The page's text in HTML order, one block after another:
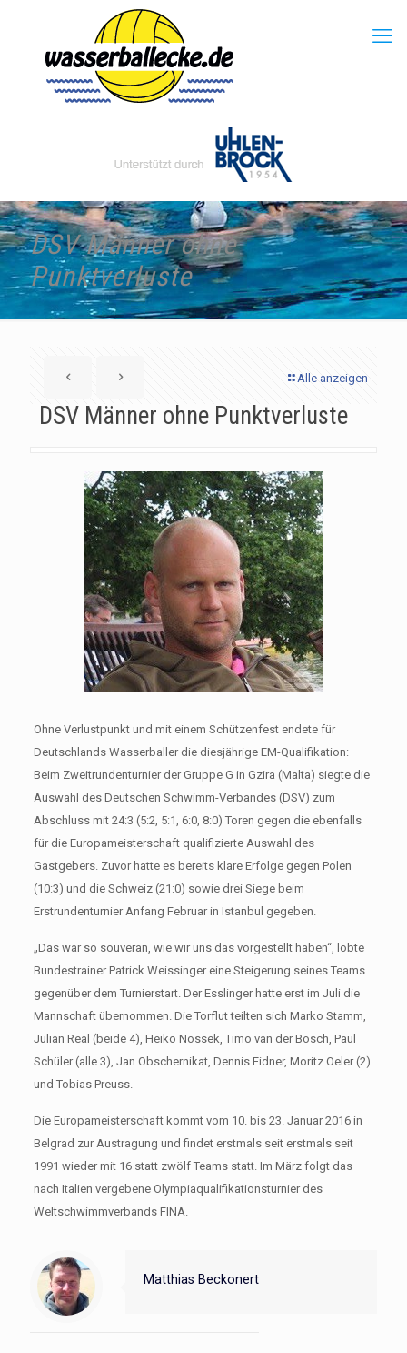
DSV Männer ohne
Punktverluste
Alle anzeigen
DSV Männer ohne Punktverluste
Ohne Verlustpunkt und mit einem Schützenfest endete für
Deutschlands Wasserballer die diesjährige EM-Qualifikation:
Beim Zweitrundenturnier der Gruppe G in Gzira (Malta) siegte die
Auswahl des Deutschen Schwimm-Verbandes (DSV) zum
Abschluss mit 24:3 (5:2, 5:1, 6:0, 8:0) Toren gegen die ebenfalls
für die Europameisterschaft qualifizierte Auswahl des
Gastgebers. Zuvor hatte es bereits klare Erfolge gegen Polen
(10:3) und die Schweiz (21:0) sowie drei Siege beim
Erstrundenturnier Anfang Februar in Istanbul gegeben.
„Das war so souverän, wie wir uns das vorgestellt haben“, lobte
Bundestrainer Patrick Weissinger eine Steigerung seines Teams
gegenüber dem Turnierstart. Der Esslinger hatte erst im Juli die
Mannschaft übernommen. Die Torflut teilten sich Marko Stamm,
Julian Real (beide 4), Heiko Nossek, Timo van der Bosch, Paul
Schüler (alle 3), Jan Obschernikat, Dennis Eidner, Moritz Oeler (2)
und Tobias Preuss.
Die Europameisterschaft kommt vom 10. bis 23. Januar 2016 in
Belgrad zur Austragung und findet erstmals seit erstmals seit
1991 wieder mit 16 statt zwölf Teams statt. Im März folgt das
nach Italien vergebene Olympiaqualifikationsturnier des
Weltschwimmverbands FINA.
Matthias Beckonert